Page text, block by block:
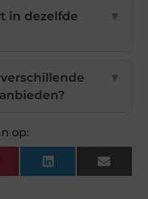
in dezelfde
▼
▼
op:
LinkedInEmail